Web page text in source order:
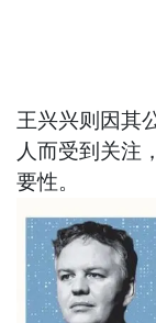
王兴兴则因其
人而受到关注
要性。